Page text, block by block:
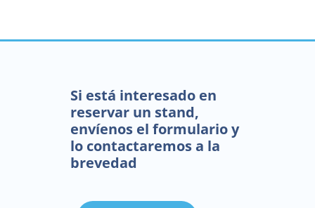
Si está interesado en
reservar un stand,
envíenos el formulario y
lo contactaremos a la
brevedad